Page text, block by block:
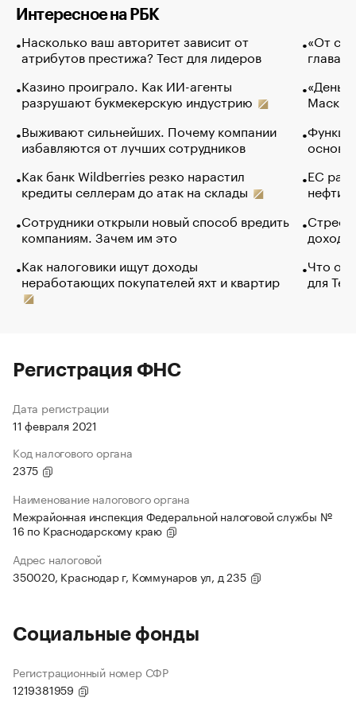
Интересное на РБК
Насколько ваш авторитет зависит от
атрибутов престижа? Тест для лидеров
Казино проиграло. Как ИИ-агенты
разрушают букмекерскую индустрию
Выживают сильнейших. Почему компании
избавляются от лучших сотрудников
Как банк Wildberries резко нарастил
кредиты селлерам до атак на склады
Сотрудники открыли новый способ вредить
компаниям. Зачем им это
Как налоговики ищут доходы
неработающих покупателей яхт и квартир
«От
глава
Маск в
основ
ЕС
нефти
Что
для
Регистрация ФНС
Дата регистрации
11 февраля 2021
Код налогового органа
2375
Наименование налогового органа
Межрайонная инспекция Федеральной налоговой службы №
16 по Краснодарскому краю
Адрес налоговой
350020, Краснодар г, Коммунаров ул, д 235
Социальные фонды
Регистрационный номер СФР
1219381959